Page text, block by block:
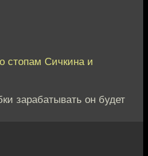
стопам Сичкина и
зарабатывать он будет